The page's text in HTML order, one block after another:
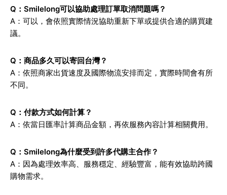
Q：Smilelong可以協助處理訂單取消問題嗎？
A：可以，會依照實際情況協助重新下單或提供合適的購買建
議。
Q：商品多久可以寄回台灣？
A：依照商家出貨速度及國際物流安排而定，實際時間會有所
不同。
Q：付款方式如何計算？
A：依當日匯率計算商品金額，再依服務內容計算相關費用。
Q：Smilelong為什麼受到許多代購主合作？
A：因為處理效率高、服務穩定、經驗豐富，能有效協助跨國
購物需求。